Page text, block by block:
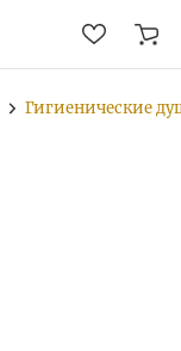
Гигиенические